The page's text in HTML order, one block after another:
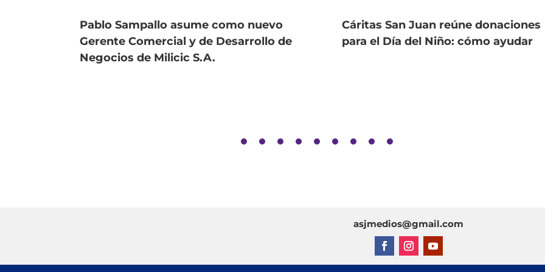
Pablo Sampallo asume como nuevo
Gerente Comercial y de Desarrollo de
Negocios de Milicic S.A.
Cáritas San Juan reúne donaciones
para el Día del Niño: cómo ayudar
asjmedios@gmail.com